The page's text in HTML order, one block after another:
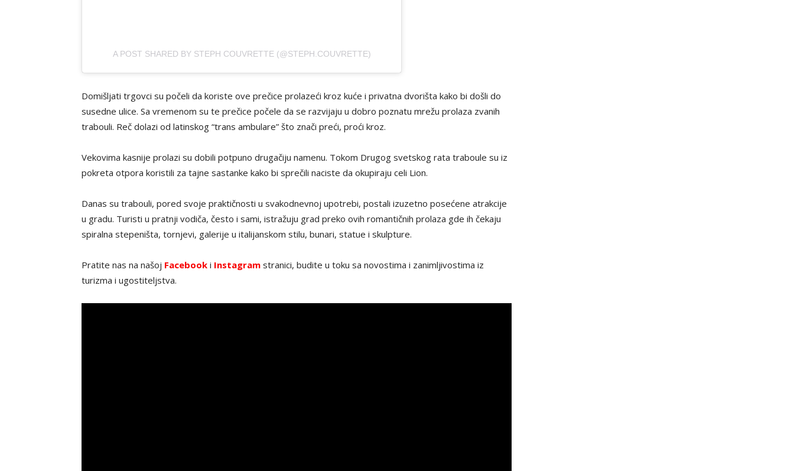
A POST SHARED BY STEPH COUVRETTE (@STEPH.COUVRETTE)
Domišljati trgovci su počeli da koriste ove prečice prolazeći kroz kuće i privatna dvorišta kako bi došli do
susedne ulice. Sa vremenom su te prečice počele da se razvijaju u dobro poznatu mrežu prolaza zvanih
trabouli. Reč dolazi od latinskog “trans ambulare” što znači preći, proći kroz.
Vekovima kasnije prolazi su dobili potpuno drugačiju namenu. Tokom Drugog svetskog rata traboule su iz
pokreta otpora koristili za tajne sastanke kako bi sprečili naciste da okupiraju celi Lion.
Danas su trabouli, pored svoje praktičnosti u svakodnevnoj upotrebi, postali izuzetno posećene atrakcije
u gradu. Turisti u pratnji vodiča, često i sami, istražuju grad preko ovih romantičnih prolaza gde ih čekaju
spiralna stepeništa, tornjevi, galerije u italijanskom stilu, bunari, statue i skulpture.
Pratite nas na našoj Facebook i Instagram stranici, budite u toku sa novostima i zanimljivostima iz
turizma i ugostiteljstva.